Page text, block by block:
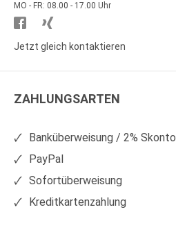
MO - FR: 08.00 - 17.00 Uhr
Besuchen
Sie
auf
Sie
auf
Jetzt gleich kontaktieren
ZAHLUNGSARTEN
Banküberweisung / 2% Skonto
PayPal
Sofortüberweisung
Kreditkartenzahlung